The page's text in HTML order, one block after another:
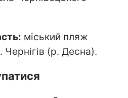
міський пляж
(р. Десна).